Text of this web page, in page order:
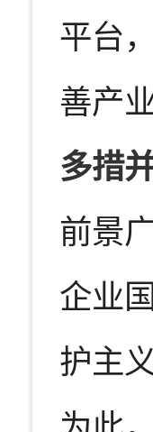
平台
善产
多措
前景
企业
护主